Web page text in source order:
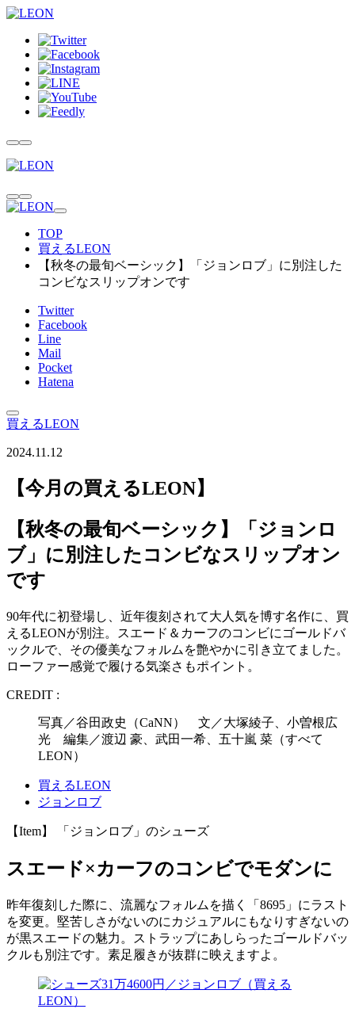
TOP
買えるLEON
【秋冬の最旬ベーシック】「ジョンロブ」に別注した
コンビなスリップオンです
Twitter
Facebook
Line
Mail
Pocket
Hatena
買えるLEON
2024.11.12
【今月の買えるLEON】
【秋冬の最旬ベーシック】「ジョンロ
ブ」に別注したコンビなスリップオン
です
90年代に初登場し、近年復刻されて大人気を博す名作に、買
えるLEONが別注。スエード＆カーフのコンビにゴールドバ
ックルで、その優美なフォルムを艶やかに引き立てました。
ローファー感覚で履ける気楽さもポイント。
CREDIT :
写真／谷田政史（CaNN） 文／大塚綾子、小曽根広
光 編集／渡辺 豪、武田一希、五十嵐 菜（すべて
LEON）
買えるLEON
ジョンロブ
【Item】 「ジョンロブ」のシューズ
スエード×カーフのコンビでモダンに
昨年復刻した際に、流麗なフォルムを描く「8695」にラスト
を変更。堅苦しさがないのにカジュアルにもなりすぎないの
が黒スエードの魅力。ストラップにあしらったゴールドバッ
クルも別注です。素足履きが抜群に映えますよ。